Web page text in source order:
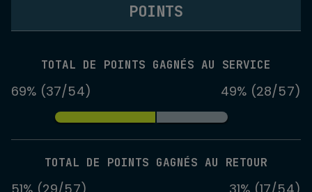
POINTS
TOTAL DE POINTS GAGNÉS AU SERVICE
69% (37/54) 49% (28/57)
TOTAL DE POINTS GAGNÉS AU RETOUR